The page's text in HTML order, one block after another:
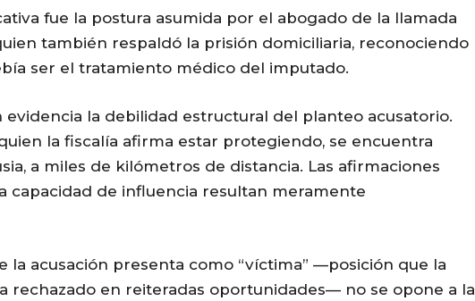
fue la postura asumida por el abogado de la llamada
también respaldó la prisión domiciliaria, reconociendo
ser el tratamiento médico del imputado.
evidencia la debilidad estructural del planteo acusatorio.
la fiscalía afirma estar protegiendo, se encuentra
a miles de kilómetros de distancia. Las afirmaciones
capacidad de influencia resultan meramente
la acusación presenta como “víctima” —posición que la
rechazado en reiteradas oportunidades— no se opone a la